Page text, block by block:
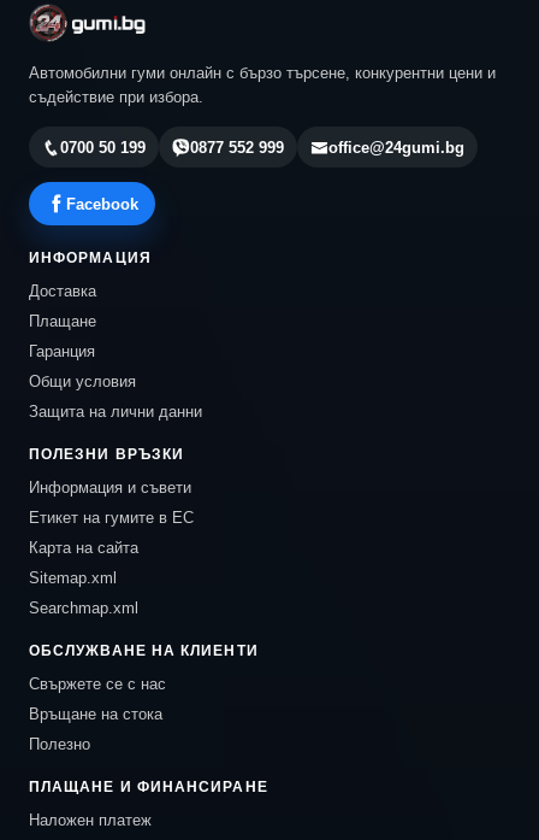
Автомобилни гуми онлайн с бързо търсене, конкурентни цени и
съдействие при избора.
0700 50 199 0877 552 999 office@24gumi.bg
Facebook
ИНФОРМАЦИЯ
Доставка
Плащане
Гаранция
Общи условия
Защита на лични данни
ПОЛЕЗНИ ВРЪЗКИ
Информация и съвети
Етикет на гумите в ЕС
Карта на сайта
Sitemap.xml
Searchmap.xml
ОБСЛУЖВАНЕ НА КЛИЕНТИ
Свържете се с нас
Връщане на стока
Полезно
ПЛАЩАНЕ И ФИНАНСИРАНЕ
Наложен платеж